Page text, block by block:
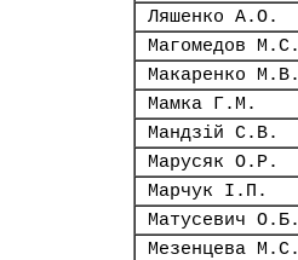
Ляшенко А.О.
Магомедов М.С.
Макаренко М.В.
Мамка Г.М.
Мандзій С.В.
Марусяк О.Р.
Марчук І.П.
Матусевич О.Б.
Мезенцева М.С.